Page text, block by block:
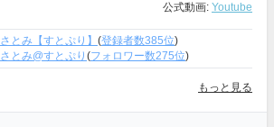
公式動画: Youtube
さとみ【すとぷり】 (登録者数385位)
さとみ@すとぷり (フォロワー数275位)
もっと見る